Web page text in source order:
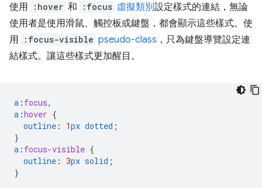
使用 :hover 和 :focus 虛擬類別設定樣式的連結，無論
使用者是使用滑鼠、觸控板或鍵盤，都會顯示這些樣式。使
用
:focus-visible pseudo-class ，只為鍵盤導覽設定連
結樣式。讓這些樣式更加醒目。
a : focus,
a :hover {
outline : 1px dotted ;
}
a : focus-visible {
outline : 3px solid ;
}